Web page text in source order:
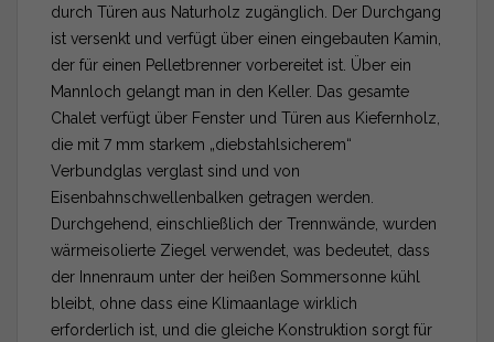
durch Türen aus Naturholz zugänglich. Der Durchgang
ist versenkt und verfügt über einen eingebauten Kamin,
der für einen Pelletbrenner vorbereitet ist. Über ein
Mannloch gelangt man in den Keller. Das gesamte
Chalet verfügt über Fenster und Türen aus Kiefernholz,
die mit 7 mm starkem „diebstahlsicherem“
Verbundglas verglast sind und von
Eisenbahnschwellenbalken getragen werden.
Durchgehend, einschließlich der Trennwände, wurden
wärmeisolierte Ziegel verwendet, was bedeutet, dass
der Innenraum unter der heißen Sommersonne kühl
bleibt, ohne dass eine Klimaanlage wirklich
erforderlich ist, und die gleiche Konstruktion sorgt für